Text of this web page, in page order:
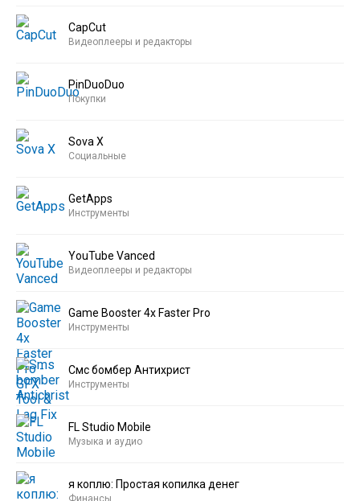
CapCut
Видеоплееры и редакторы
PinDuoDuo
Покупки
Sova X
Социальные
GetApps
Инструменты
YouTube Vanced
Видеоплееры и редакторы
Game Booster 4x Faster Pro
Инструменты
Смс бомбер Антихрист
Инструменты
FL Studio Mobile
Музыка и аудио
я коплю: Простая копилка денег
Финансы